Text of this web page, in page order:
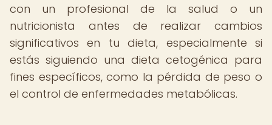
con un profesional de la salud o un
nutricionista antes de realizar cambios
significativos en tu dieta, especialmente si
estás siguiendo una dieta cetogénica para
fines específicos, como la pérdida de peso o
el control de enfermedades metabólicas.